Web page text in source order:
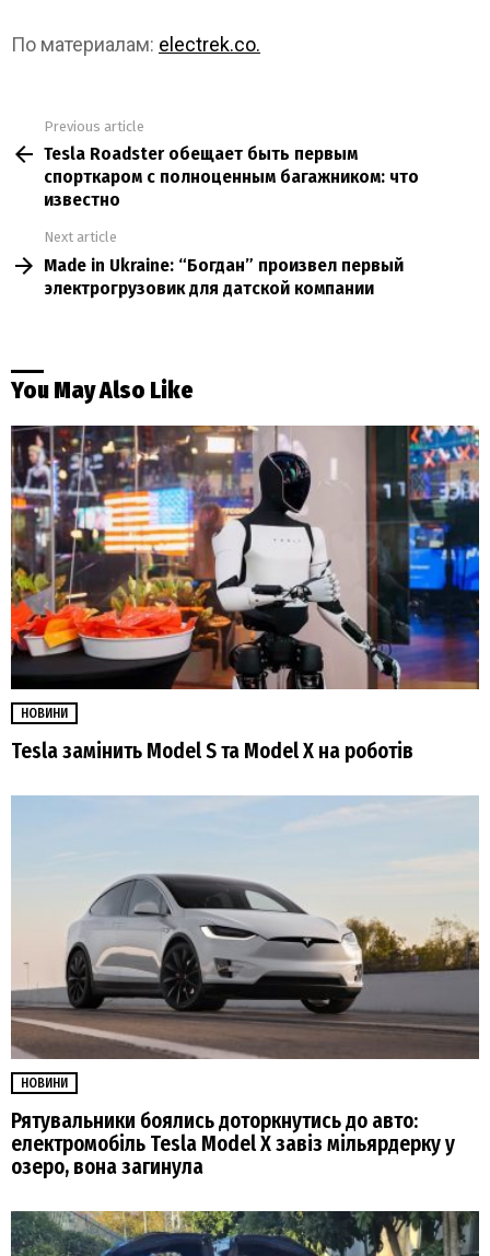
По материалам: electrek.co.
more
Previous article
Tesla Roadster обещает быть первым
спорткаром с полноценным багажником: что
известно
Next article
Made in Ukraine: “Богдан” произвел первый
электрогрузовик для датской компании
You May Also Like
НОВИНИ
Tesla замінить Model S та Model X на роботів
НОВИНИ
Рятувальники боялись доторкнутись до авто:
електромобіль Tesla Model X завіз мільярдерку у
озеро, вона загинула